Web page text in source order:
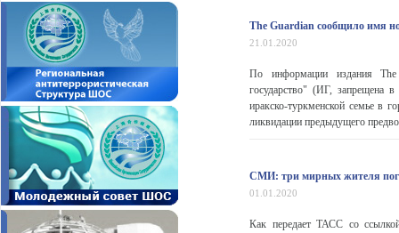
The Guardian сообщило имя
21.01.2020
По информации издания The
государство" (ИГ,
иракско-туркменской семье в
ликвидации предыдущего
СМИ: три мирных жителя
01.01.2020
Как передает ТАСС со